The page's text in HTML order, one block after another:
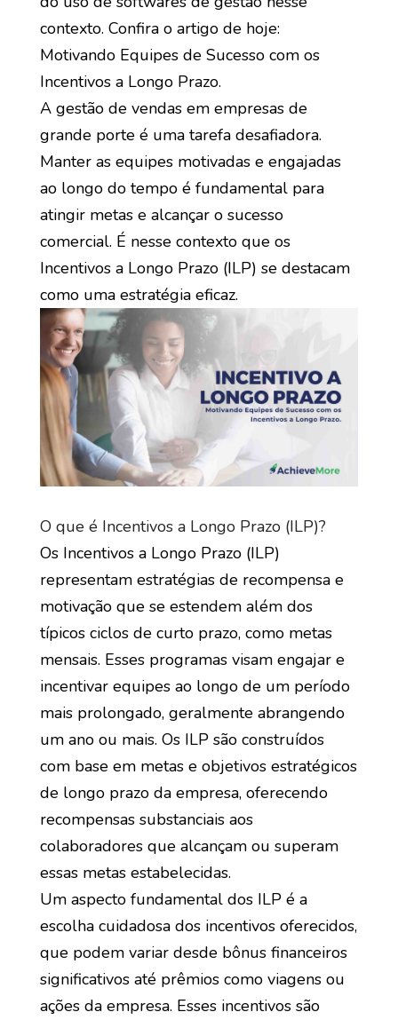
contexto. Confira o artigo de hoje:
Motivando Equipes de Sucesso com os
Incentivos a Longo Prazo.
A gestão de vendas em empresas de
grande porte é uma tarefa desafiadora.
Manter as equipes motivadas e engajadas
ao longo do tempo é fundamental para
atingir metas e alcançar o sucesso
comercial. É nesse contexto que os
Incentivos a Longo Prazo (ILP) se destacam
como uma estratégia eficaz.
O que é Incentivos a Longo Prazo (ILP)?
Os Incentivos a Longo Prazo (ILP)
representam estratégias de recompensa e
motivação que se estendem além dos
típicos ciclos de curto prazo, como metas
mensais. Esses programas visam engajar e
incentivar equipes ao longo de um período
mais prolongado, geralmente abrangendo
um ano ou mais. Os ILP são construídos
com base em metas e objetivos estratégicos
de longo prazo da empresa, oferecendo
recompensas substanciais aos
colaboradores que alcançam ou superam
essas metas estabelecidas.
Um aspecto fundamental dos ILP é a
escolha cuidadosa dos incentivos oferecidos,
que podem variar desde bônus financeiros
significativos até prêmios como viagens ou
ações da empresa. Esses incentivos são